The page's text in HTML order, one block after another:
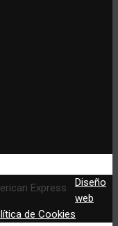
Diseño
web
de Cookies